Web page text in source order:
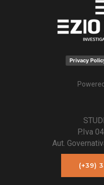
Privacy
P.Iva
Aut.
(+39)